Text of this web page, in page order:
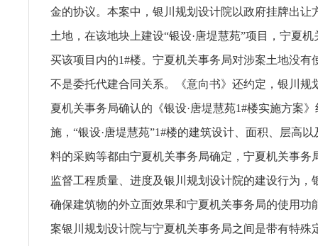
金的协议。本案中，银川规划设计院以政府挂牌出让
土地，在该地块上建设“银设·唐堤慧苑”项目，宁夏
买该项目内的1#楼。宁夏机关事务局对涉案土地没有
不是委托代建合同关系。《意向书》还约定，银川规
夏机关事务局确认的《银设·唐堤慧苑1#楼实施方案
施，“银设·唐堤慧苑”1#楼的建筑设计、面积、层高
料的采购等都由宁夏机关事务局确定，宁夏机关事务
监督工程质量、进度及银川规划设计院的建设行为，
确保建筑物的外立面效果和宁夏机关事务局的使用功
案银川规划设计院与宁夏机关事务局之间是带有特殊